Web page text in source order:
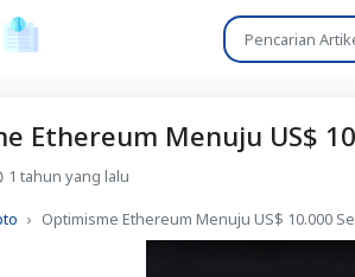
Ethereum Menuju US$
1 tahun yang lalu
Optimisme Ethereum Menuju US$ 10.000